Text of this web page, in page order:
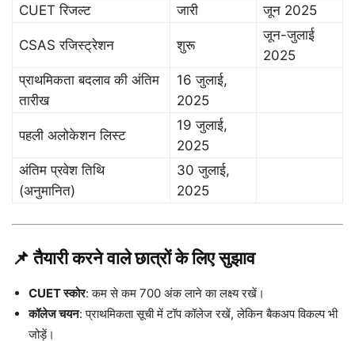
CUET रिजल्ट
जारी जून 2025
CSAS रजिस्ट्रेशन शुरू
जून-जुलाई
2025
प्राथमिकता बदलाव की अंतिम
तारीख
16 जुलाई,
2025
पहली अलोकेशन लिस्ट
19 जुलाई,
2025
अंतिम प्रवेश तिथि
(अनुमानित)
30 जुलाई,
2025
📌 तैयारी करने वाले छात्रों के लिए सुझाव
CUET स्कोर: कम से कम 700 अंक लाने का लक्ष्य रखें।
कॉलेज चयन: प्राथमिकता सूची में टॉप कॉलेज रखें, लेकिन बैकअप विकल्प भी
जोड़ें।